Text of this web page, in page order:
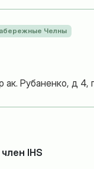
Челны
Рубаненко, д 4,
IHS